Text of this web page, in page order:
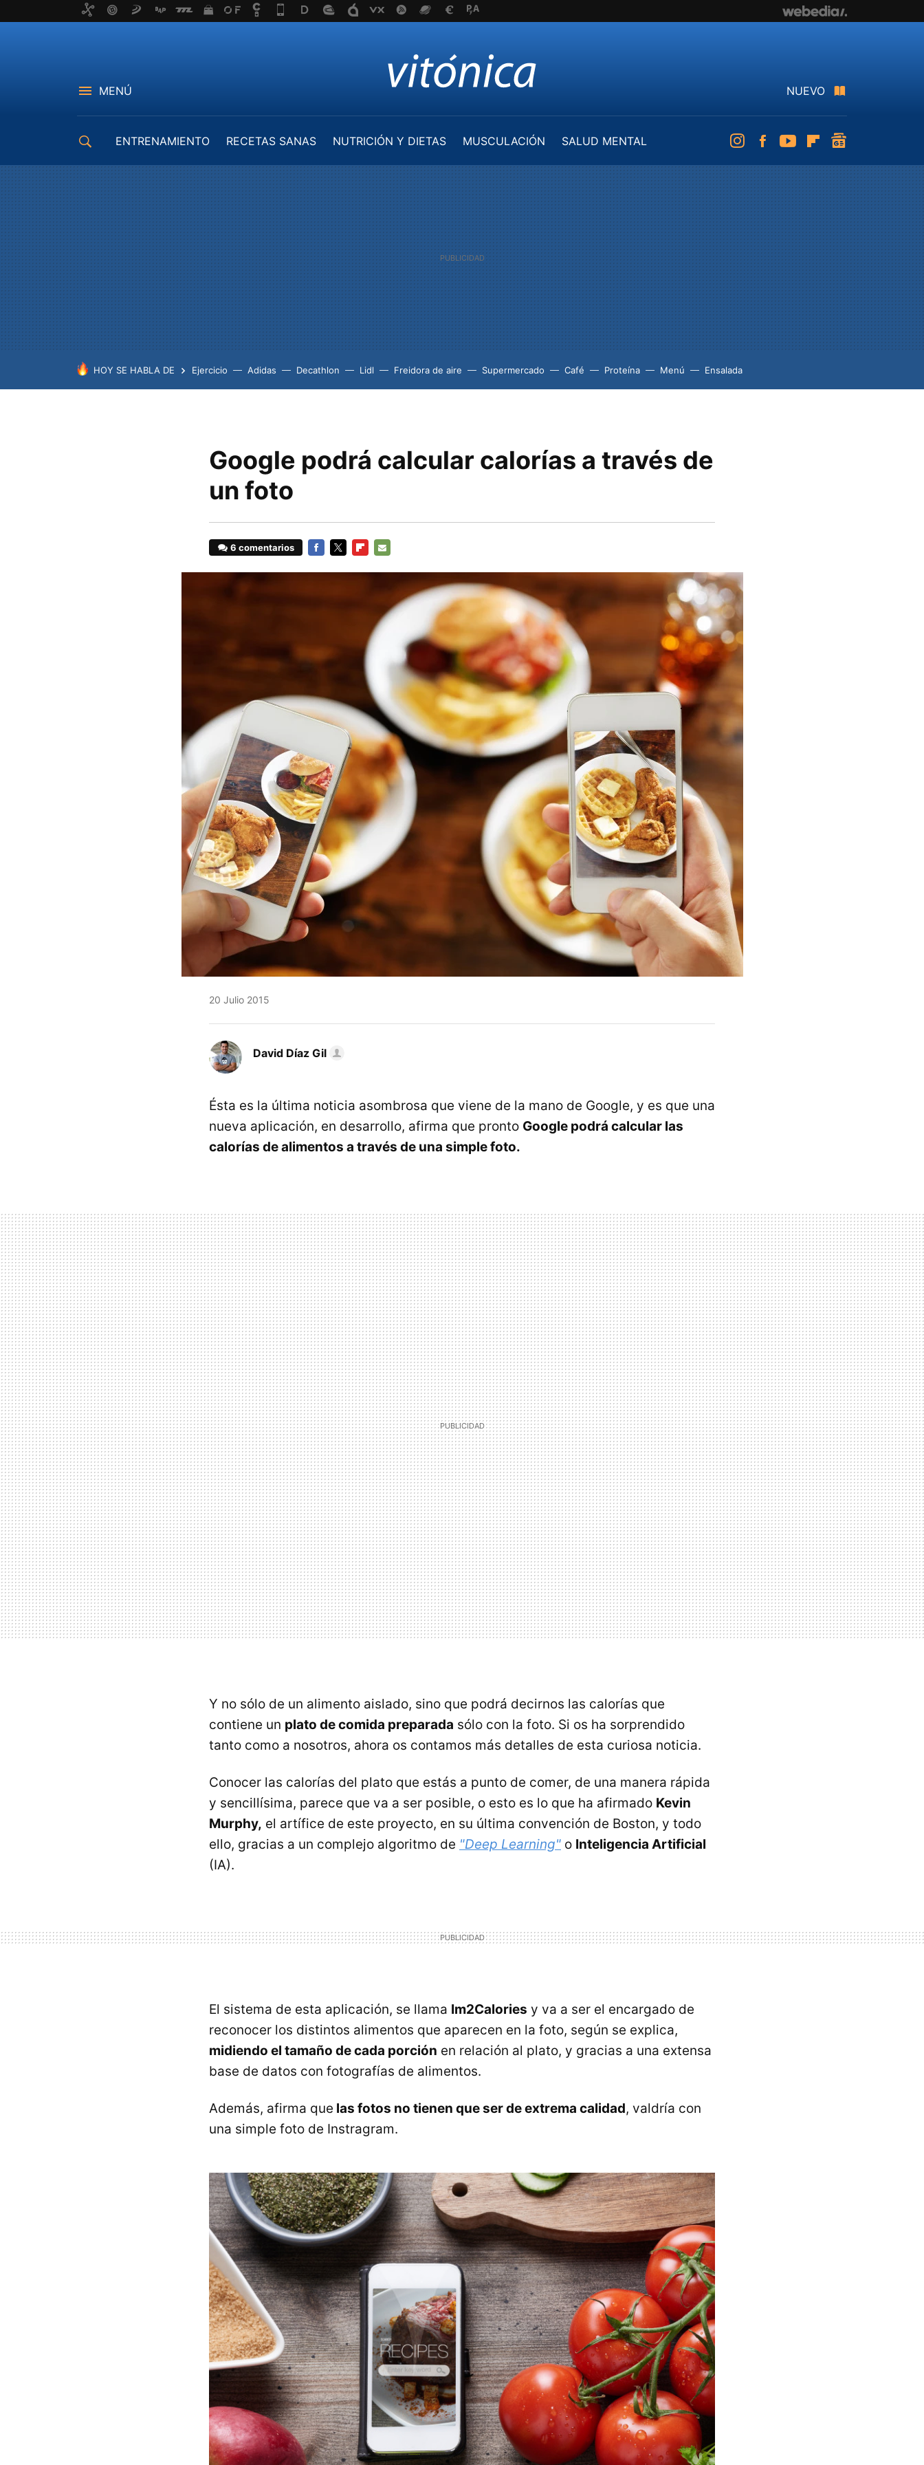
MENÚ NUEVO
ENTRENAMIENTO RECETAS SANAS NUTRICIÓN Y DIETAS MUSCULACIÓN
SALUD MENTAL
InstagramFacebookYoutubeFlipboard
HOY SE HABLA DE Ejercicio Adidas Decathlon Lidl Freidora de aire Supermercado Café Proteína Menú Ensalada
Google podrá calcular calorías a través de
un foto
6 comentarios
20 Julio 2015
David Díaz Gil
Ésta es la última noticia asombrosa que viene de la mano de Google, y es que una
nueva aplicación, en desarrollo, afirma que pronto Google podrá calcular las
calorías de alimentos a través de una simple foto.
Y no sólo de un alimento aislado, sino que podrá decirnos las calorías que
contiene un plato de comida preparada sólo con la foto. Si os ha sorprendido
tanto como a nosotros, ahora os contamos más detalles de esta curiosa noticia.
Conocer las calorías del plato que estás a punto de comer, de una manera rápida
y sencillísima, parece que va a ser posible, o esto es lo que ha afirmado Kevin
Murphy, el artífice de este proyecto, en su última convención de Boston, y todo
ello, gracias a un complejo algoritmo de "Deep Learning" o Inteligencia Artificial
(IA).
El sistema de esta aplicación, se llama Im2Calories y va a ser el encargado de
reconocer los distintos alimentos que aparecen en la foto, según se explica,
midiendo el tamaño de cada porción en relación al plato, y gracias a una extensa
base de datos con fotografías de alimentos.
Además, afirma que las fotos no tienen que ser de extrema calidad, valdría con
una simple foto de Instragram.